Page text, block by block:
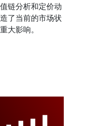
链分析和定价动
了当前的市场状
大影响。